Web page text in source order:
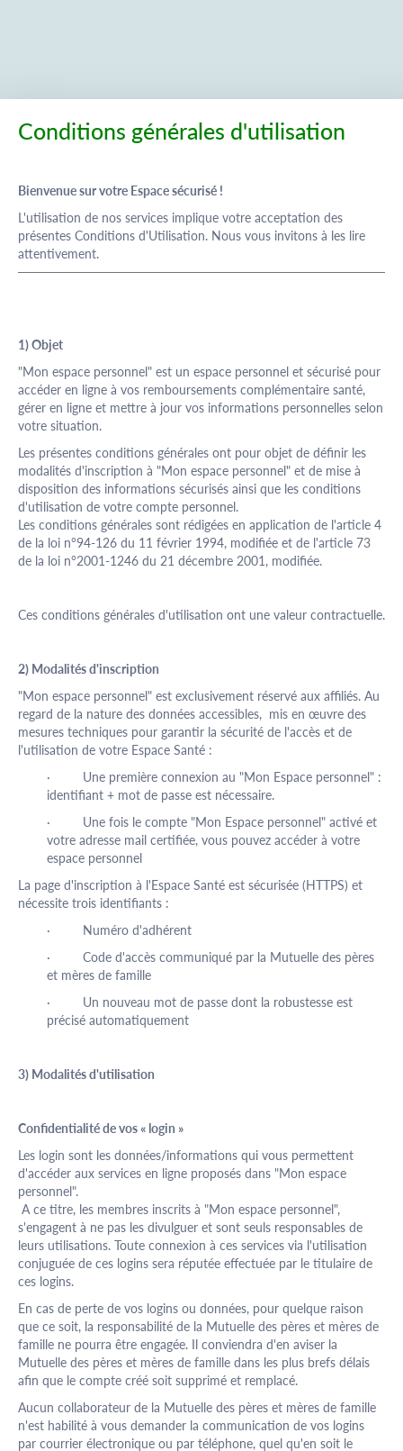
Conditions générales d'utilisation
Bienvenue sur votre Espace sécurisé !
L'utilisation de nos services implique votre acceptation des
présentes Conditions d'Utilisation. Nous vous invitons à les lire
attentivement.
1) Objet
"Mon espace personnel" est un espace personnel et sécurisé pour
accéder en ligne à vos remboursements complémentaire santé,
gérer en ligne et mettre à jour vos informations personnelles selon
votre situation.
Les présentes conditions générales ont pour objet de définir les
modalités d'inscription à "Mon espace personnel" et de mise à
disposition des informations sécurisés ainsi que les conditions
d'utilisation de votre compte personnel.
Les conditions générales sont rédigées en application de l'article 4
de la loi n°94-126 du 11 février 1994, modifiée et de l'article 73
de la loi n°2001-1246 du 21 décembre 2001, modifiée.
Ces conditions générales d'utilisation ont une valeur contractuelle.
2) Modalités d'inscription
"Mon espace personnel" est exclusivement réservé aux affiliés. Au
regard de la nature des données accessibles, mis en œuvre des
mesures techniques pour garantir la sécurité de l'accès et de
l'utilisation de votre Espace Santé :
· Une première connexion au "Mon Espace personnel" :
identifiant + mot de passe est nécessaire.
· Une fois le compte "Mon Espace personnel" activé et
votre adresse mail certifiée, vous pouvez accéder à votre
espace personnel
La page d'inscription à l'Espace Santé est sécurisée (HTTPS) et
nécessite trois identifiants :
· Numéro d'adhérent
· Code d'accès communiqué par la Mutuelle des pères
et mères de famille
· Un nouveau mot de passe dont la robustesse est
précisé automatiquement
3) Modalités d'utilisation
Confidentialité de vos « login »
Les login sont les données/informations qui vous permettent
d'accéder aux services en ligne proposés dans "Mon espace
personnel".
A ce titre, les membres inscrits à "Mon espace personnel",
s'engagent à ne pas les divulguer et sont seuls responsables de
leurs utilisations. Toute connexion à ces services via l'utilisation
conjuguée de ces logins sera réputée effectuée par le titulaire de
ces logins.
En cas de perte de vos logins ou données, pour quelque raison
que ce soit, la responsabilité de la Mutuelle des pères et mères de
famille ne pourra être engagée. Il conviendra d'en aviser la
Mutuelle des pères et mères de famille dans les plus brefs délais
afin que le compte créé soit supprimé et remplacé.
Aucun collaborateur de la Mutuelle des pères et mères de famille
n'est habilité à vous demander la communication de vos logins
par courrier électronique ou par téléphone, quel qu'en soit le